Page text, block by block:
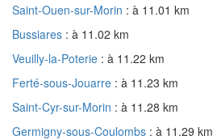
Saint-Ouen-sur-Morin : à 11.01 km
Bussiares : à 11.02 km
Veuilly-la-Poterie : à 11.22 km
Ferté-sous-Jouarre : à 11.23 km
Saint-Cyr-sur-Morin : à 11.28 km
Germigny-sous-Coulombs : à 11.29 km